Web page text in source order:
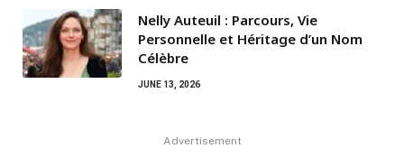
Nelly Auteuil : Parcours, Vie
Personnelle et Héritage d’un Nom
Célèbre
JUNE 13, 2026
Advertisement